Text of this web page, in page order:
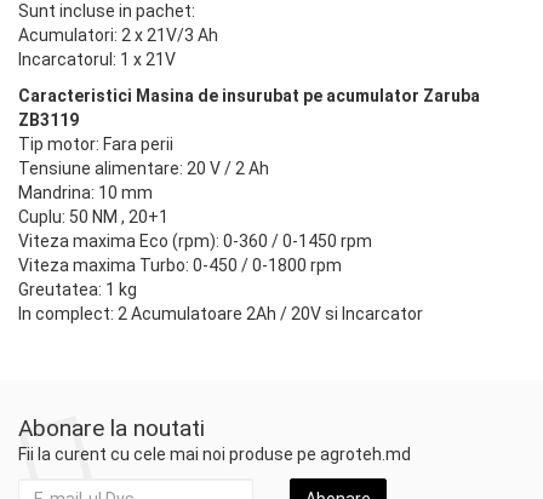
Sunt incluse in pachet:
Acumulatori: 2 x 21V/3 Ah
Incarcatorul: 1 x 21V
Caracteristici Masina de insurubat pe acumulator Zaruba
ZB3119
Tip motor: Fara perii
Tensiune alimentare: 20 V / 2 Ah
Mandrina: 10 mm
Cuplu: 50 NM , 20+1
Viteza maxima Eco (rpm): 0-360 / 0-1450 rpm
Viteza maxima Turbo: 0-450 / 0-1800 rpm
Greutatea: 1 kg
In complect: 2 Acumulatoare 2Ah / 20V si Incarcator
Abonare la noutati
Fii la curent cu cele mai noi produse pe agroteh.md